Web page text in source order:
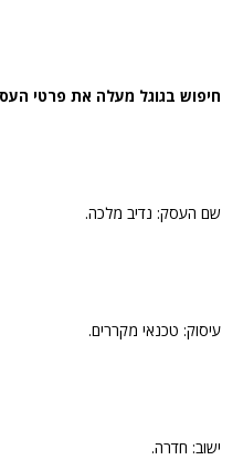
חיפוש בגוגל מעלה את פרטי
שם העסק: נדיב מלכה.
עיסוק: טכנאי מקררים.
ישוב: חדרה.